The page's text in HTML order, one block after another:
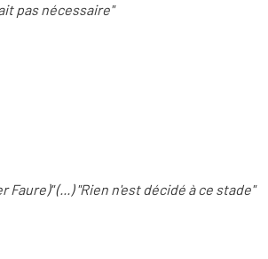
pas nécessaire"
(...) "Rien n'est décidé à ce stade"